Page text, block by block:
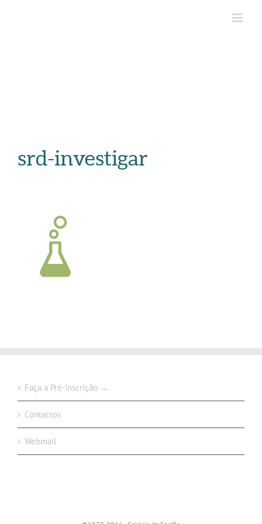
srd-investigar
Faça a Pré-Inscrição →
Contactos
Webmail